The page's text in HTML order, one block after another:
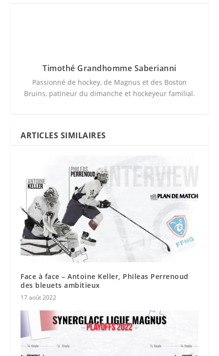
Timothé Grandhomme Saberianni
Passionné de hockey, de Magnus et des Boston
Bruins, patineur du dimanche et hockeyeur familial.
ARTICLES SIMILAIRES
Face à face – Antoine Keller, Phileas Perrenoud
des bleuets ambitieux
17 août 2022